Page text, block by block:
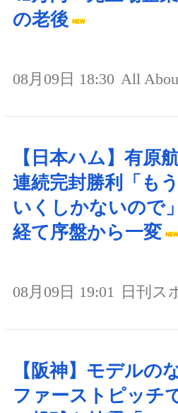
の老後
08月09日 18:30 All
【日本ハム】有原
連続完封勝利「も
いくしかないので
経て序盤から一変
08月09日 19:01 日刊ス
【阪神】モデルの
ファーストピッチ